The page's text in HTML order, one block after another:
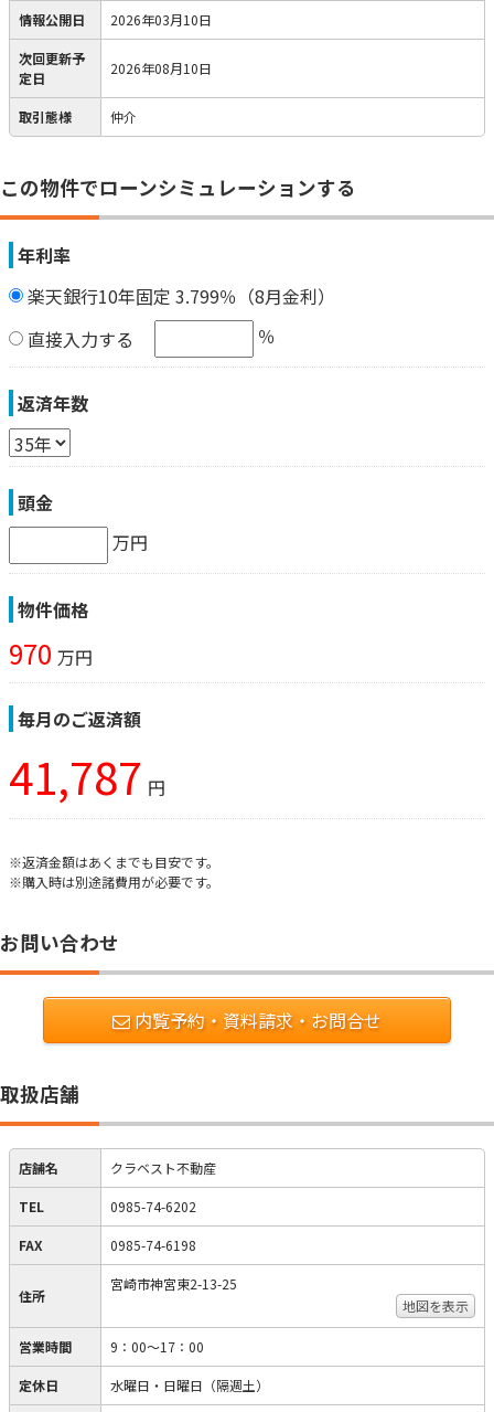
情報公開日 2026年03月10日
次回更新予
定日
2026年08月10日
取引態様 仲介
この物件でローンシミュレーションする
年利率
楽天銀行10年固定 3.799％（8月金利）
直接入力する
％
返済年数
頭金
万円
物件価格
970 万円
毎月のご返済額
41,787 円
※返済金額はあくまでも目安です。
※購入時は別途諸費用が必要です。
お問い合わせ
内覧予約・資料請求・お問合せ
取扱店舗
店舗名 クラベスト不動産
TEL 0985-74-6202
FAX 0985-74-6198
住所
宮崎市神宮東2-13-25
地図を表示
営業時間 9：00～17：00
定休日 水曜日・日曜日（隔週土）